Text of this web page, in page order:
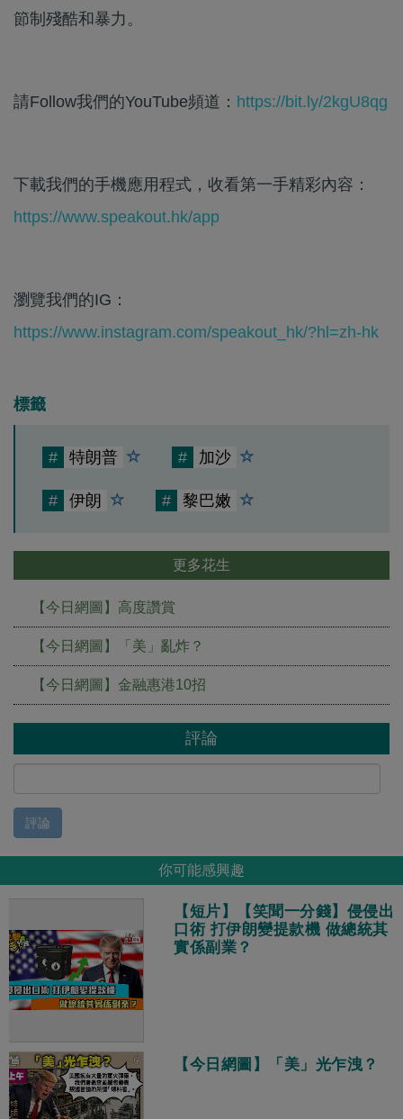
節制殘酷和暴力。
請Follow我們的YouTube頻道： https://bit.ly/2kgU8qg
下載我們的手機應用程式，收看第一手精彩內容：
https://www.speakout.hk/app
瀏覽我們的IG：
https://www.instagram.com/speakout_hk/?hl=zh-hk
標籤
# 特朗普 # 加沙
# 伊朗 # 黎巴嫩
更多花生
【今日網圖】高度讚賞
【今日網圖】「美」亂炸？
【今日網圖】金融惠港10招
評論
評論
你可能感興趣
【短片】【笑聞一分錢】侵侵出
口術 打伊朗變提款機 做總統其
實係副業？
【今日網圖】「美」光乍洩？